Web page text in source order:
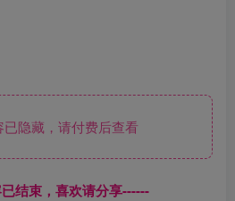
隐藏，请付费后查看
结束，喜欢请分享------